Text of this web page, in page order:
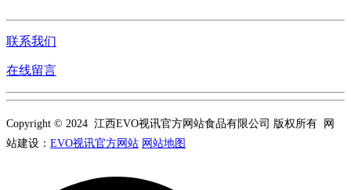
联系我们
在线留言
Copyright © 2024 江西EVO视讯官方网站食品有限公司 版权所有 网
站建设： EVO视讯官方网站 网站地图